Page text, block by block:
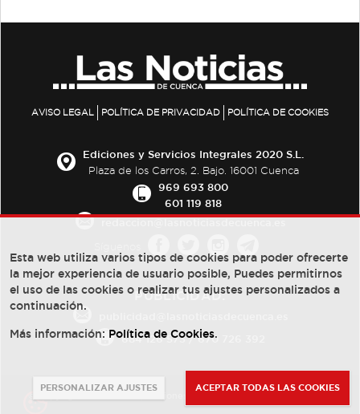
AVISO LEGAL POLÍTICA DE PRIVACIDAD POLÍTICA DE COOKIES
Ediciones y Servicios Integrales 2020 S.L.
Plaza de los Carros, 2. Bajo. 16001 Cuenca
969 693 800
601 119 818
PUBLICIDAD:
684 126 573/670 726 392
Esta web utiliza varios tipos de cookies para poder ofrecerte
la mejor experiencia de usuario posible, Puedes permitirnos
el uso de las cookies o realizar tus ajustes personalizados a
continuación.
Más información: Política de Cookies.
PERSONALIZAR AJUSTES ACEPTAR TODAS LAS COOKIES